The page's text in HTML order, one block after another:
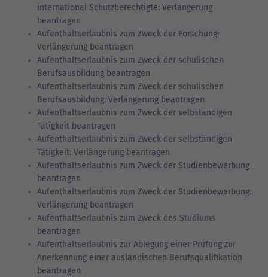
international Schutzberechtigte: Verlängerung
beantragen
Aufenthaltserlaubnis zum Zweck der Forschung:
Verlängerung beantragen
Aufenthaltserlaubnis zum Zweck der schulischen
Berufsausbildung beantragen
Aufenthaltserlaubnis zum Zweck der schulischen
Berufsausbildung: Verlängerung beantragen
Aufenthaltserlaubnis zum Zweck der selbständigen
Tätigkeit beantragen
Aufenthaltserlaubnis zum Zweck der selbständigen
Tätigkeit: Verlängerung beantragen
Aufenthaltserlaubnis zum Zweck der Studienbewerbung
beantragen
Aufenthaltserlaubnis zum Zweck der Studienbewerbung:
Verlängerung beantragen
Aufenthaltserlaubnis zum Zweck des Studiums
beantragen
Aufenthaltserlaubnis zur Ablegung einer Prüfung zur
Anerkennung einer ausländischen Berufsqualifikation
beantragen